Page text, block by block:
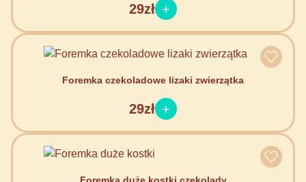
29zł
Foremka czekoladowe lizaki zwierzątka
29zł
Foremka duże kostki czekolady